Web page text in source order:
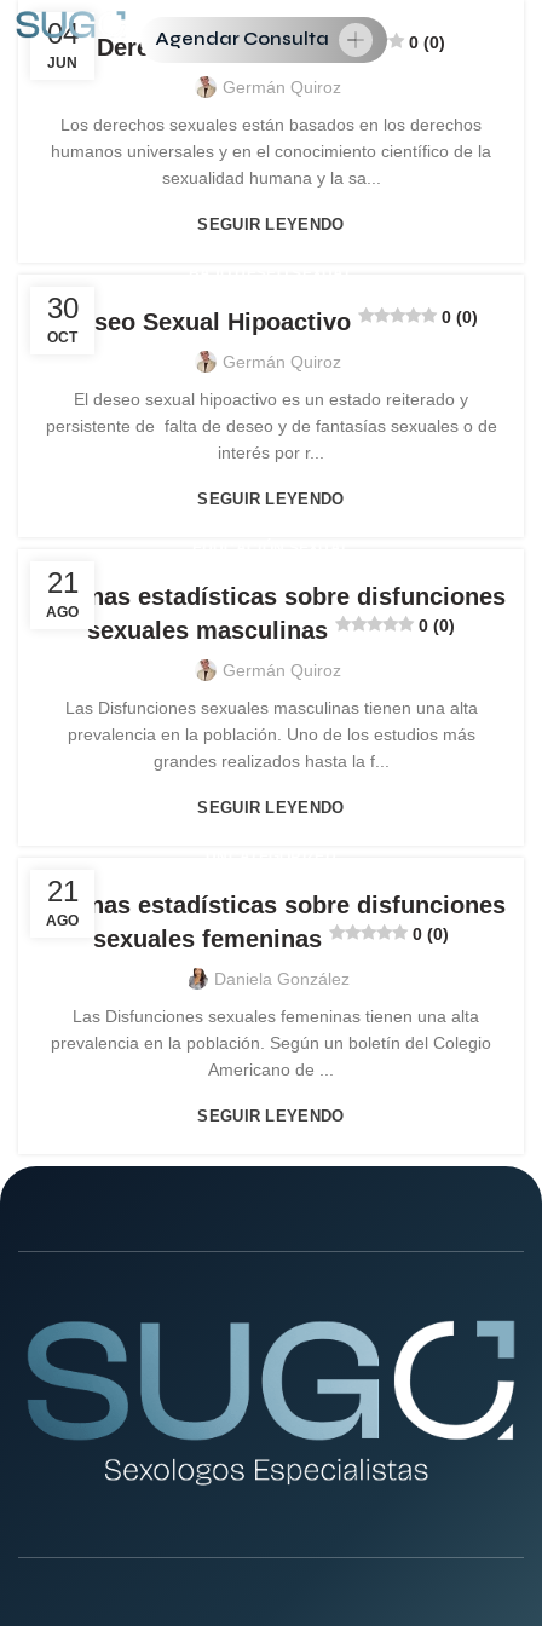
Agendar Consulta
04
JUN
Derechos Sexuales 0 (0)
Germán Quiroz
Los derechos sexuales están basados en los derechos
humanos universales y en el conocimiento científico de la
sexualidad humana y la sa...
SEGUIR LEYENDO
30
OCT
Deseo Sexual Hipoactivo 0 (0)
Germán Quiroz
El deseo sexual hipoactivo es un estado reiterado y
persistente de falta de deseo y de fantasías sexuales o de
interés por r...
SEGUIR LEYENDO
21
AGO
Algunas estadísticas sobre disfunciones
sexuales masculinas
0 (0)
Germán Quiroz
Las Disfunciones sexuales masculinas tienen una alta
prevalencia en la población. Uno de los estudios más
grandes realizados hasta la f...
SEGUIR LEYENDO
21
AGO
Algunas estadísticas sobre disfunciones
sexuales femeninas
0 (0)
Daniela González
Las Disfunciones sexuales femeninas tienen una alta
prevalencia en la población. Según un boletín del Colegio
Americano de ...
SEGUIR LEYENDO